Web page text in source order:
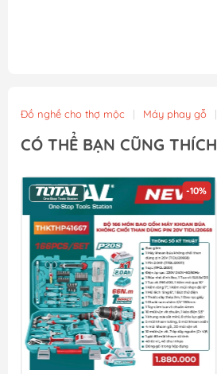
Đồ nghề cho thợ mộc | Máy phay gỗ |
CÓ THỂ BẠN CŨNG THÍCH
-10%